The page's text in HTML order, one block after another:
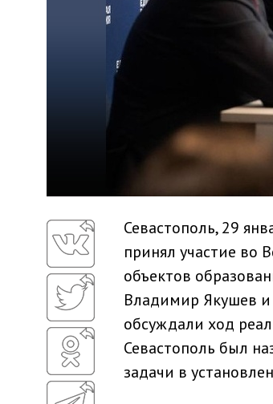
Севастополь, 29
принял участие во
объектов
Владимир Якушев и
обсуждали ход
Севастополь был
задачи в